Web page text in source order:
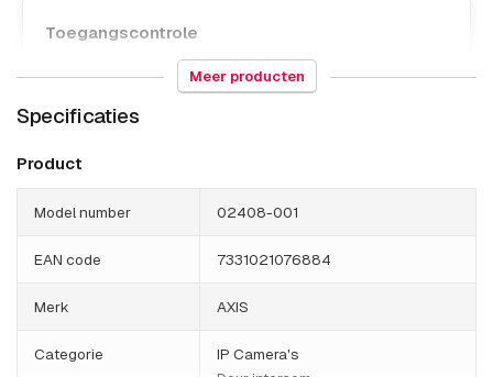
Toegangscontrole
2N Clip Meer producten
Specificaties
Product
Model number 02408-001
EAN code 7331021076884
Merk AXIS
Categorie
IP Camera's